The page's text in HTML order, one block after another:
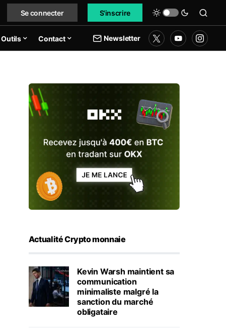
Se connecter S'inscrire
Outils Contact Newsletter
Actualité Crypto monnaie
Kevin Warsh maintient sa
communication
minimaliste malgré la
sanction du marché
obligataire